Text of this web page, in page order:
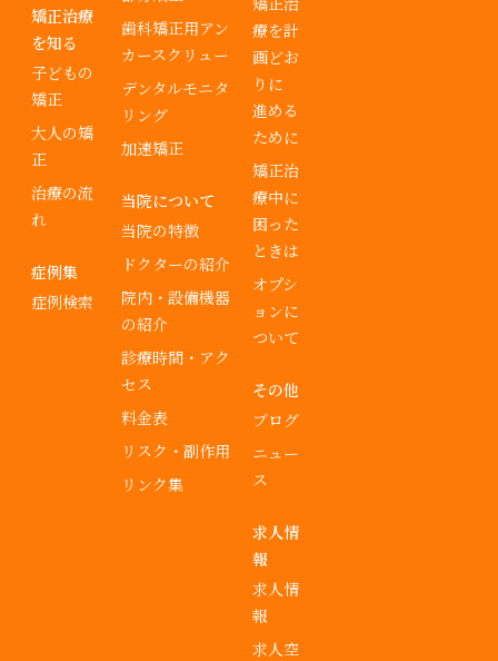
矯正治療
を知る
子どもの
矯正
大人の矯
正
治療の流
れ
症例集
症例検索
歯科矯正用アン
カースクリュー
デンタルモニタ
リング
加速矯正
当院について
当院の特徴
ドクターの紹介
院内・設備機器
の紹介
診療時間・アク
セス
料金表
リスク・副作用
リンク集
療を計
画どお
りに
進める
ために
矯正治
療中に
困った
ときは
オプシ
ョンに
ついて
その他
ブログ
ニュー
ス
求人情
報
求人情
報
求人空